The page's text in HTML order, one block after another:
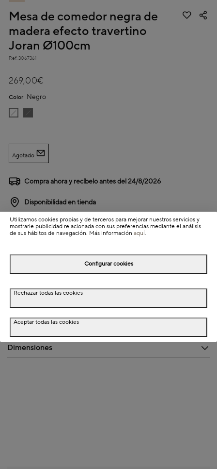
Mesa de comedor negra de
madera efecto travertino
Joran Ø100cm
Ref. 3067361
269,00€
Color Negro
Agotado
Compra ahora y recíbelo antes del24/8/2026
Disponibilidad en tienda
Detalles del producto
Detalles del producto
Descripción
Dimensiones
Utilizamos cookies propias y de terceros para mejorar nuestros servicios y
mostrarle publicidad relacionada con sus preferencias mediante el análisis
de sus hábitos de navegación. Más información aquí.
Configurar cookies
Rechazar todas las cookies
Aceptar todas las cookies